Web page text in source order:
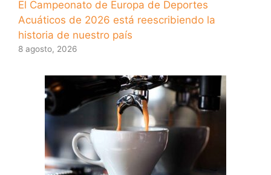
El Campeonato de Europa de Deportes
Acuáticos de 2026 está reescribiendo la
historia de nuestro país
8 agosto, 2026